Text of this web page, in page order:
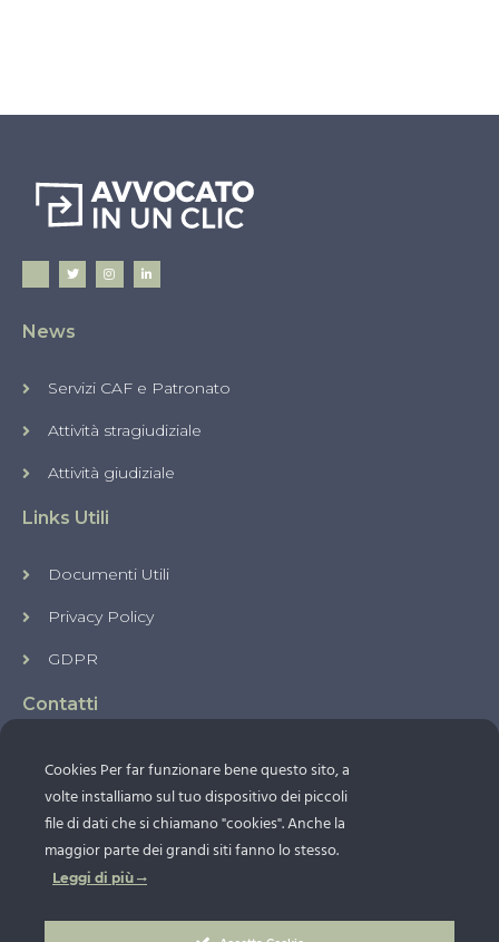
News
Servizi CAF e Patronato
Attività stragiudiziale
Attività giudiziale
Links Utili
Documenti Utili
Privacy Policy
GDPR
Contatti
+39 3389073418
info@avvocatoinunclic.it
Cookies Per far funzionare bene questo sito, a
volte installiamo sul tuo dispositivo dei piccoli
file di dati che si chiamano "cookies". Anche la
maggior parte dei grandi siti fanno lo stesso.
Leggi di più